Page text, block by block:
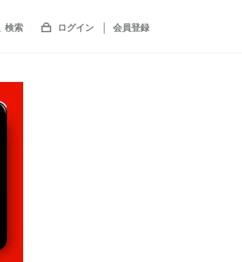
検索 ログイン 会員登録